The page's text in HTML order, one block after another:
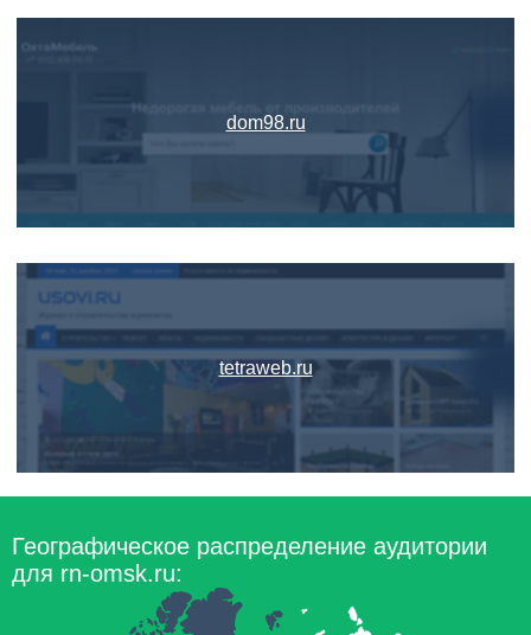
dom98.ru
tetraweb.ru
Географическое распределение аудитории
для rn-omsk.ru: